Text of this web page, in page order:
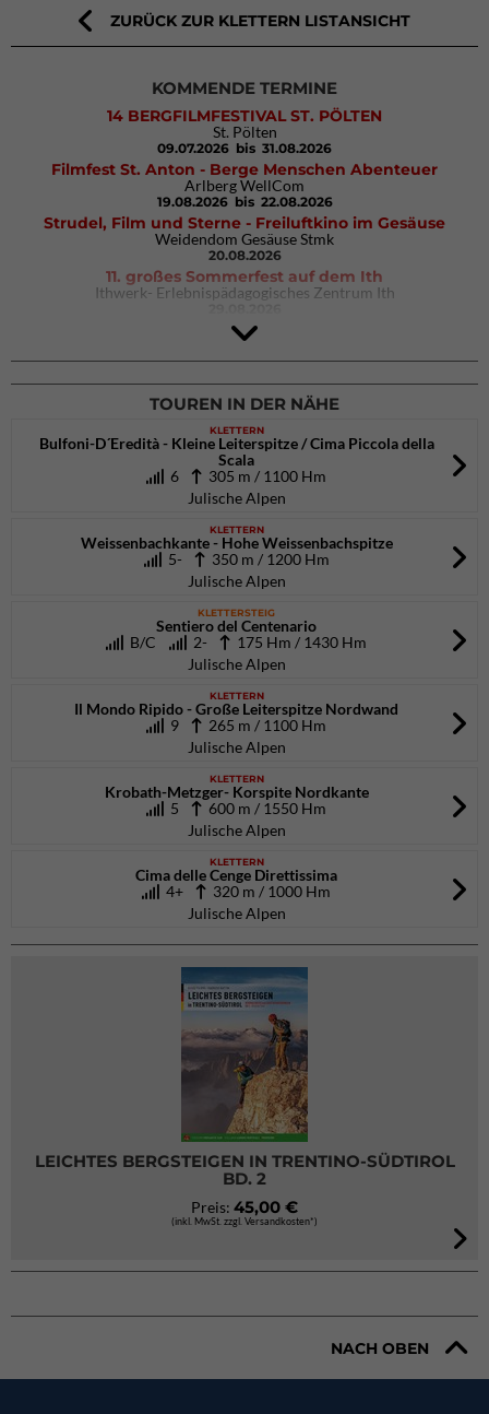
ZURÜCK ZUR KLETTERN LISTANSICHT
KOMMENDE TERMINE
14 BERGFILMFESTIVAL ST. PÖLTEN
St. Pölten
09.07.2026 bis 31.08.2026
Filmfest St. Anton - Berge Menschen Abenteuer
Arlberg WellCom
19.08.2026 bis 22.08.2026
Strudel, Film und Sterne - Freiluftkino im Gesäuse
Weidendom Gesäuse Stmk
20.08.2026
11. großes Sommerfest auf dem Ith
Ithwerk- Erlebnispädagogisches Zentrum Ith
4Blocs KIDS 2026
DAV Kletter- & Boulderzentrum München Süd (Thalkirchen)
26.09.2026
TOUREN IN DER NÄHE
KLETTERN
Bulfoni-D´Eredità - Kleine Leiterspitze / Cima Piccola della
Scala
6
305 m / 1100 Hm
Julische Alpen
KLETTERN
Weissenbachkante - Hohe Weissenbachspitze
5- 350 m / 1200 Hm
Julische Alpen
KLETTERSTEIG
Sentiero del Centenario
B/C
2-
175 Hm / 1430 Hm
Julische Alpen
KLETTERN
Il Mondo Ripido - Große Leiterspitze Nordwand
9
265 m / 1100 Hm
Julische Alpen
KLETTERN
Krobath-Metzger- Korspite Nordkante
5
600 m / 1550 Hm
Julische Alpen
KLETTERN
Cima delle Cenge Direttissima
4+
320 m / 1000 Hm
Julische Alpen
LEICHTES BERGSTEIGEN IN TRENTINO-SÜDTIROL
BD. 2
Preis: 45,00 €
(inkl. MwSt. zzgl. Versandkosten*)
NACH OBEN